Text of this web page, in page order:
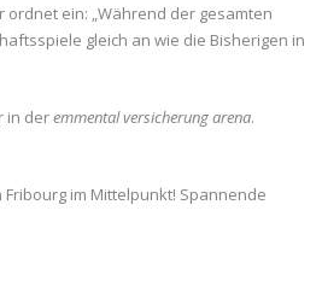
ein: „Während der gesamten
gleich an wie die Bisherigen in
in deremmental versicherung arena.
im Mittelpunkt! Spannende